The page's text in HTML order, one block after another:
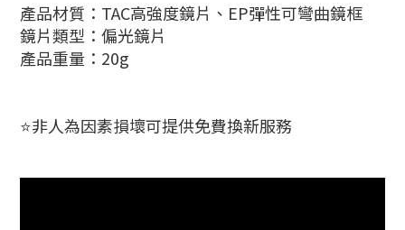
產品材質：TAC高強度鏡片、EP彈性可彎曲鏡框
鏡片類型：偏光鏡片
產品重量：20g
⭐非人為因素損壞可提供免費換新服務